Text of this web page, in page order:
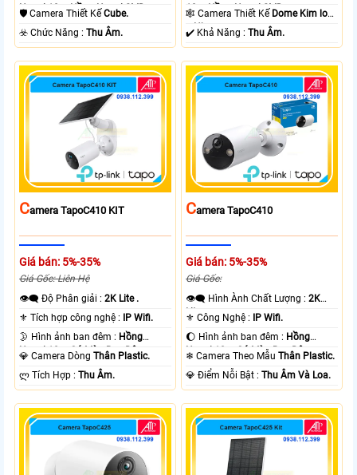
Ngoại 10m Hồng Ngoại SMD.
🛡 Camera Thiết KếCube.
️☣️ Chức Năng :Thu Âm.
10m Hồng Ngoại SMD.
🕸️ Camera Thiết Kế Dome Kim loại
+ Nhựa.
️✔️ Khả Năng :Thu Âm.
CAmera TapoC410 KIT
Giá bán: 5%-35%
Giá Gốc: Liên Hệ
👁️‍🗨 Độ Phân giải :2K Lite .
⚜️ Tích hợp công nghệ :
IP Wifi.
🌛 Hình ảnh ban đêm : Hồng
Ngoại 10m Có Màu Ban Ðêm.
💎 Camera DòngThân Plastic.
️ლ Tích Hợp :Thu Âm.
CAmera TapoC410
Giá bán: 5%-35%
Giá Gốc:
👁️‍🗨 Hình Ành Chất Lượng :2K
Lite .
⚜️ Công Nghệ :
IP Wifi.
🌔 Hình ảnh ban đêm : Hồng
Ngoại 10m Có Màu Ban Ðêm.
❄ Camera Theo MẫuThân Plastic.
️💎 Điểm Nỗi Bật :Thu Âm Và Loa.